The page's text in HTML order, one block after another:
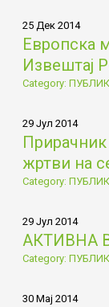
25 Дек 2014
Европска
Извештај
Category:
29 Јул 2014
Прирачник
жртви на
Category:
29 Јул 2014
АКТИВНА
Category:
30 Мај 2014